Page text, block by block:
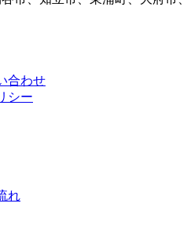
合わせ
シー
れ